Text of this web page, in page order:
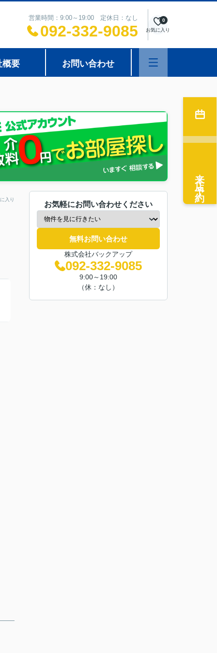
営業時間：9:00～19:00 定休日：なし
092-332-9085 お気に入り
0
概要 お問い合わせ
入り
お気軽にお問い合わせください
無料お問い合わせ
株式会社バックアップ
092-332-9085
9:00～19:00
（休：なし）
来店予約